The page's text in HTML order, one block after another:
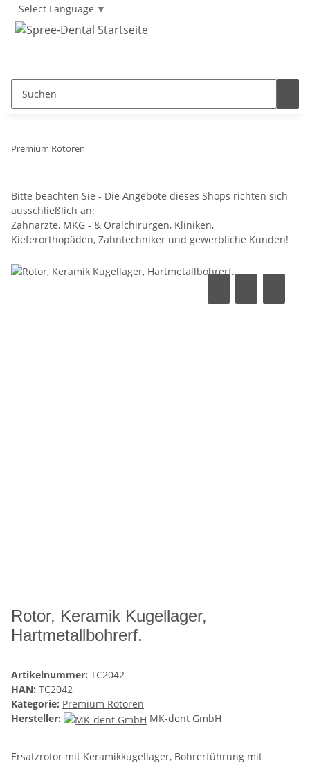
Select Language ▼
Premium Rotoren
Bitte beachten Sie - Die Angebote dieses Shops richten sich
ausschließlich an:
Zahnärzte, MKG - & Oralchirurgen, Kliniken,
Kieferorthopäden, Zahntechniker und gewerbliche Kunden!
Rotor, Keramik Kugellager,
Hartmetallbohrerf.
Artikelnummer: TC2042
HAN: TC2042
Kategorie: Premium Rotoren
Hersteller:
MK-dent GmbH
Ersatzrotor mit Keramikkugellager, Bohrerführung mit